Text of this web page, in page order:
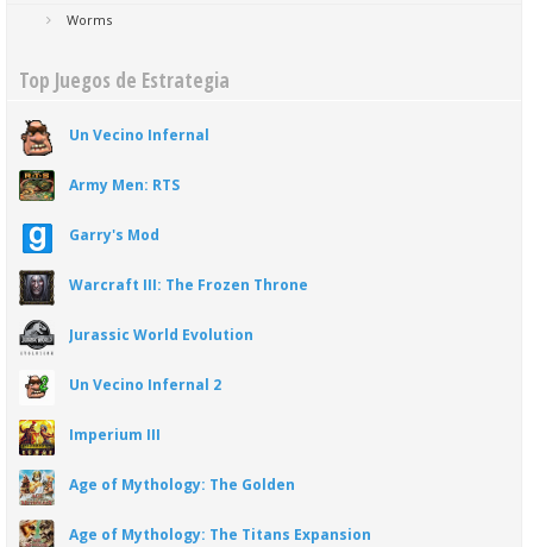
Worms
Top Juegos de Estrategia
Un Vecino Infernal
Army Men: RTS
Garry's Mod
Warcraft III: The Frozen Throne
Jurassic World Evolution
Un Vecino Infernal 2
Imperium III
Age of Mythology: The Golden
Age of Mythology: The Titans Expansion